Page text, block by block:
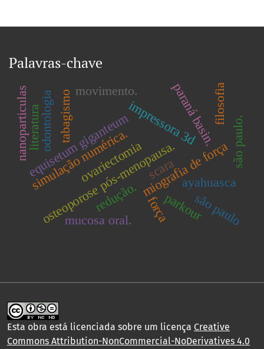
Palavras-chave
impressora 3d
scara
simulação numérica.
equisetum giganteum
ovariectomia
osteoporose pós-menopausa.miografia de força
ayahuasca
tabagismo
redução. força
movimento.
odontologia
mucosa oral.
paraná basin.
parkour
são paulo.
nanoparticulasliteratura
filosofia
são paulo
Esta obra está licenciada sobre um licença Creative
Commons Attribution-NonCommercial-NoDerivatives 4.0